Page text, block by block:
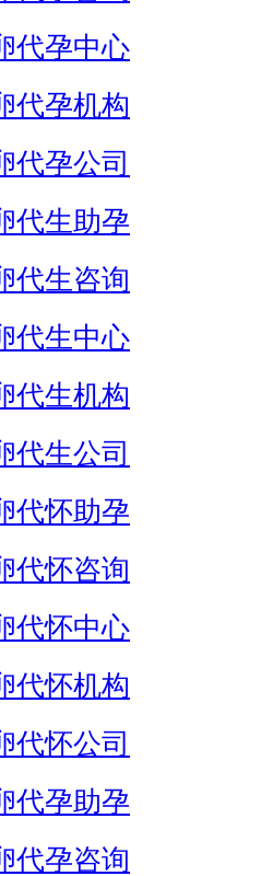
代孕中心
代孕机构
代孕公司
代生助孕
代生咨询
代生中心
代生机构
代生公司
代怀助孕
代怀咨询
代怀中心
代怀机构
代怀公司
代孕助孕
代孕咨询